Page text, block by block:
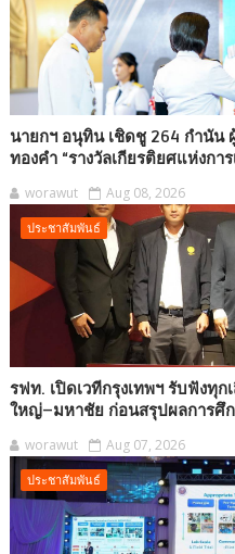
นายกฯ อนุทิน เชิดชู 264 กำนั
ทองคำ “รางวัลเกียรติยศแห่งการ
worawut Aug 08, 2026
ประชาสัมพันธ์
รฟท. เปิดเวทีกรุงเทพฯ รับฟังทุก
ใหญ่–มหาชัย ก่อนสรุปผลการศึ
worawut Aug 07, 2026
ประชาสัมพันธ์